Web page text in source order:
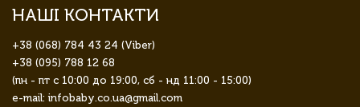
НАШІ КОНТАКТИ
+38 (068) 784 43 24 (Viber)
+38 (095) 788 12 68
(пн - пт с 10:00 до 19:00, сб - нд 11:00 - 15:00)
e-mail: infobaby.co.ua@gmail.com